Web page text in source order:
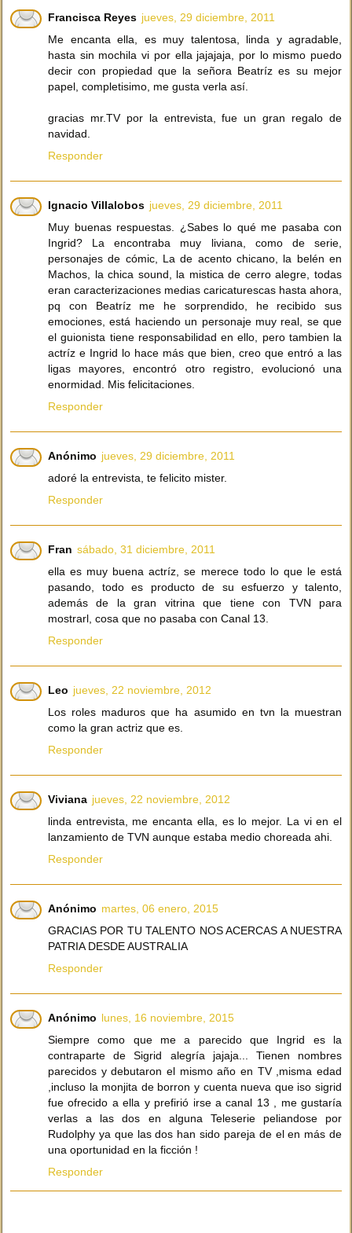
Francisca Reyes jueves, 29 diciembre, 2011
Me encanta ella, es muy talentosa, linda y agradable,
hasta sin mochila vi por ella jajajaja, por lo mismo puedo
decir con propiedad que la señora Beatríz es su mejor
papel, completisimo, me gusta verla así.
gracias mr.TV por la entrevista, fue un gran regalo de
navidad.
Responder
Ignacio Villalobos jueves, 29 diciembre, 2011
Muy buenas respuestas. ¿Sabes lo qué me pasaba con
Ingrid? La encontraba muy liviana, como de serie,
personajes de cómic, La de acento chicano, la belén en
Machos, la chica sound, la mistica de cerro alegre, todas
eran caracterizaciones medias caricaturescas hasta ahora,
pq con Beatríz me he sorprendido, he recibido sus
emociones, está haciendo un personaje muy real, se que
el guionista tiene responsabilidad en ello, pero tambien la
actríz e Ingrid lo hace más que bien, creo que entró a las
ligas mayores, encontró otro registro, evolucionó una
enormidad. Mis felicitaciones.
Responder
Anónimo jueves, 29 diciembre, 2011
adoré la entrevista, te felicito mister.
Responder
Fran sábado, 31 diciembre, 2011
ella es muy buena actríz, se merece todo lo que le está
pasando, todo es producto de su esfuerzo y talento,
además de la gran vitrina que tiene con TVN para
mostrarl, cosa que no pasaba con Canal 13.
Responder
Leo jueves, 22 noviembre, 2012
Los roles maduros que ha asumido en tvn la muestran
como la gran actriz que es.
Responder
Viviana jueves, 22 noviembre, 2012
linda entrevista, me encanta ella, es lo mejor. La vi en el
lanzamiento de TVN aunque estaba medio choreada ahi.
Responder
Anónimo martes, 06 enero, 2015
GRACIAS POR TU TALENTO NOS ACERCAS A NUESTRA
PATRIA DESDE AUSTRALIA
Responder
Anónimo lunes, 16 noviembre, 2015
Siempre como que me a parecido que Ingrid es la
contraparte de Sigrid alegría jajaja... Tienen nombres
parecidos y debutaron el mismo año en TV ,misma edad
,incluso la monjita de borron y cuenta nueva que iso sigrid
fue ofrecido a ella y prefirió irse a canal 13 , me gustaría
verlas a las dos en alguna Teleserie peliandose por
Rudolphy ya que las dos han sido pareja de el en más de
una oportunidad en la ficción !
Responder